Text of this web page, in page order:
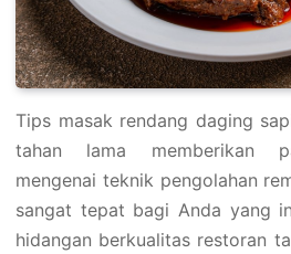
Tips masak rendang daging
tahan lama memberikan
mengenai teknik pengolahan
sangat tepat bagi Anda yang
hidangan berkualitas restoran